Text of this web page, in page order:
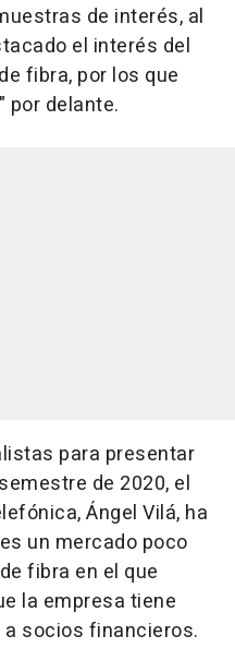
de interés, al
el interés del
fibra, por los que
por delante.
para presentar
de 2020, el
Ángel Vilá, ha
un mercado poco
fibra en el que
la empresa tiene
socios financieros.